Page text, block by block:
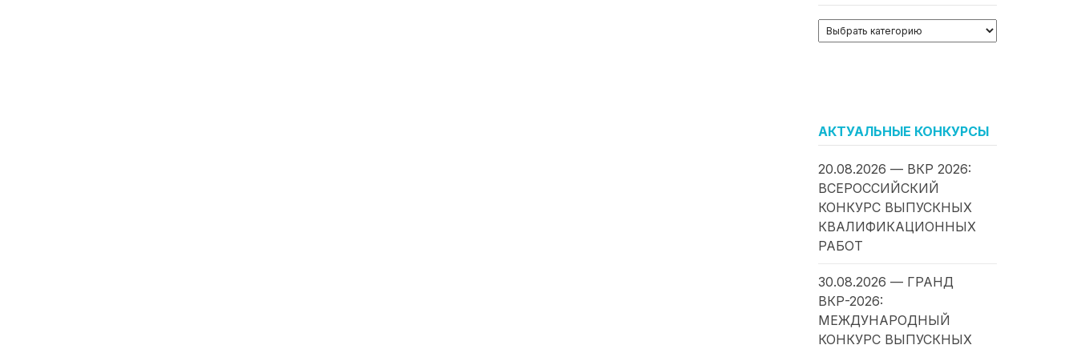
АКТУАЛЬНЫЕ КОНКУРСЫ
20.08.2026 — ВКР 2026:
ВСЕРОССИЙСКИЙ
КОНКУРС ВЫПУСКНЫХ
КВАЛИФИКАЦИОННЫХ
РАБОТ
30.08.2026 — ГРАНД
ВКР-2026:
МЕЖДУНАРОДНЫЙ
КОНКУРС ВЫПУСКНЫХ